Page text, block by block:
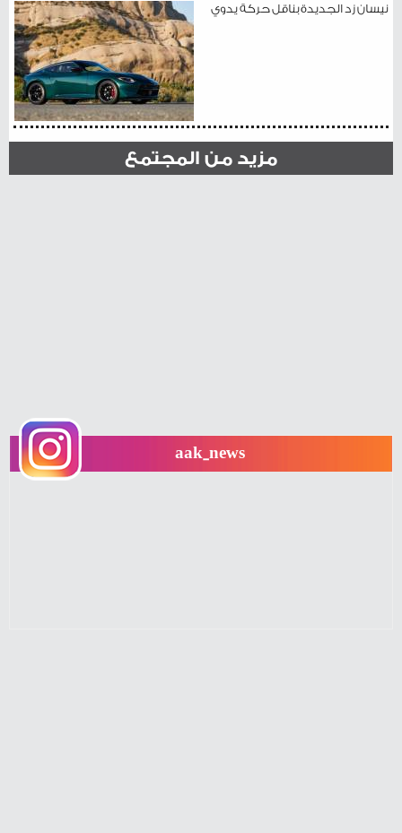
نيسان زد الجديدة بناقل حركة يدوي
مزيد من المجتمع
aak_news